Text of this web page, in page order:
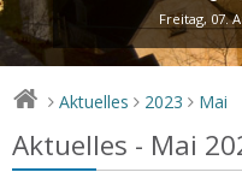
Freitag, 07.
> Aktuelles > 2023 > Mai
Aktuelles - Mai